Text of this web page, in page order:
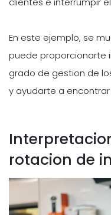
En este ejemplo, se
puede proporcionarte
grado de gestion de
y ayudarte a
rotacion de